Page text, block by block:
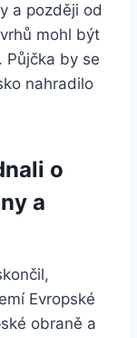
a později od
mohl být
Půjčka by se
nahradilo
o
a
Evropské
obraně a